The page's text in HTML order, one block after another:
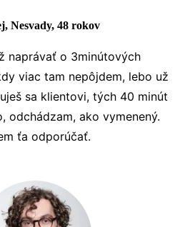
Nesvady, 48 rokov
naprávať o 3minútových
viac tam nepôjdem, lebo už
sa klientovi, tých 40 minút
odchádzam, ako vymenený.
ťa odporúčať.